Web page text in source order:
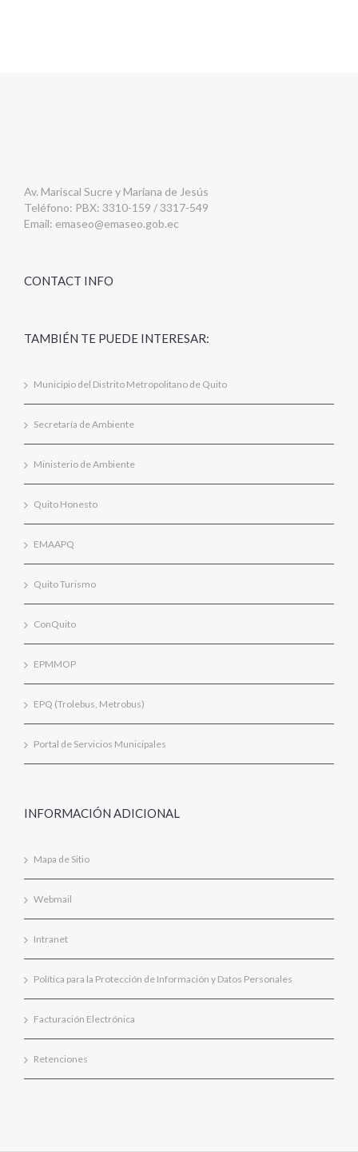
Av. Mariscal Sucre y Mariana de Jesús
Teléfono: PBX: 3310-159 / 3317-549
Email: emaseo@emaseo.gob.ec
CONTACT INFO
TAMBIÉN TE PUEDE INTERESAR:
Municipio del Distrito Metropolitano de Quito
Secretaría de Ambiente
Ministerio de Ambiente
Quito Honesto
EMAAPQ
Quito Turismo
ConQuito
EPMMOP
EPQ (Trolebus, Metrobus)
Portal de Servicios Municipales
INFORMACIÓN ADICIONAL
Mapa de Sitio
Webmail
Intranet
Política para la Protección de Información y Datos Personales
Facturación Electrónica
Retenciones